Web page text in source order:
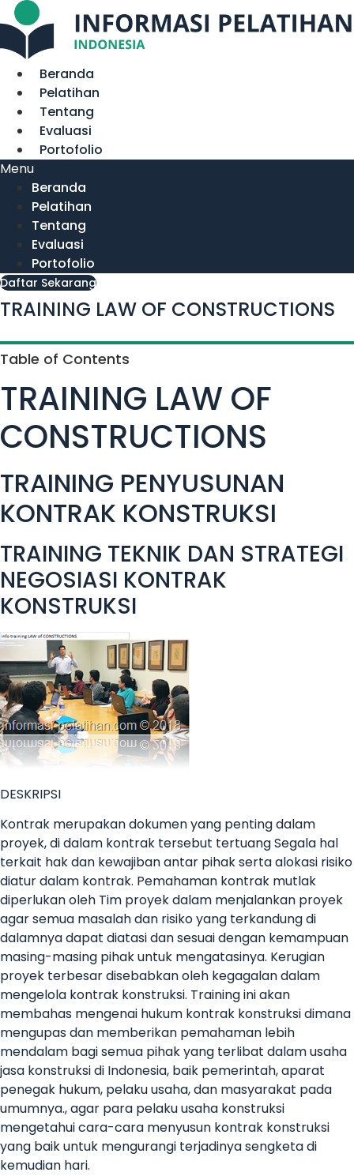
Lewati
ke
konten
Beranda
Pelatihan
Tentang
Evaluasi
Portofolio
Menu
Beranda
Pelatihan
Tentang
Evaluasi
Portofolio
Daftar Sekarang
TRAINING LAW OF CONSTRUCTIONS
Table of Contents
TRAINING LAW OF
CONSTRUCTIONS
TRAINING PENYUSUNAN
KONTRAK KONSTRUKSI
TRAINING TEKNIK DAN STRATEGI
NEGOSIASI KONTRAK
KONSTRUKSI
DESKRIPSI
Kontrak merupakan dokumen yang penting dalam
proyek, di dalam kontrak tersebut tertuang Segala hal
terkait hak dan kewajiban antar pihak serta alokasi risiko
diatur dalam kontrak. Pemahaman kontrak mutlak
diperlukan oleh Tim proyek dalam menjalankan proyek
agar semua masalah dan risiko yang terkandung di
dalamnya dapat diatasi dan sesuai dengan kemampuan
masing-masing pihak untuk mengatasinya. Kerugian
proyek terbesar disebabkan oleh kegagalan dalam
mengelola kontrak konstruksi. Training ini akan
membahas mengenai hukum kontrak konstruksi dimana
mengupas dan memberikan pemahaman lebih
mendalam bagi semua pihak yang terlibat dalam usaha
jasa konstruksi di Indonesia, baik pemerintah, aparat
penegak hukum, pelaku usaha, dan masyarakat pada
umumnya., agar para pelaku usaha konstruksi
mengetahui cara-cara menyusun kontrak konstruksi
yang baik untuk mengurangi terjadinya sengketa di
kemudian hari.